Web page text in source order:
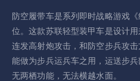
防空履带车是系列即时战略游戏
位。这款苏联轻型装甲车是设计
连发高射炮攻击，和防空步兵攻
能做为步兵运兵车之用，运送步
无两栖功能，无法横越水面。